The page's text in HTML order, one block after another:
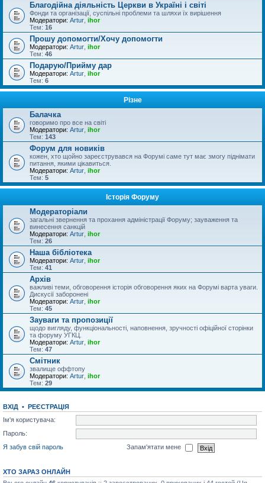
Благодійна діяльність Церкви в Україні і світі
Фонди та організації, суспільні проблеми та шляхи їх вирішення
Модератори: Artur ihor
Тем: 16
Прошу допомогти/Хочу допомогти
Модератори: Artur ihor
Тем: 46
Подарую/Прийму дар
Модератори: Artur ihor
Тем: 6
Різне
Балачка
говоримо про все на світі
Модератори: Artur ihor
Тем: 143
Форум для новиків
кожен, хто щойно зареєструвався на Форумі саме тут має змогу піднімати
питання, якими цікавиться.
Модератори: Artur ihor
Тем: 5
Історія Форуму
Модераторіали
загальні звернення та прохання адміністрації Форуму; зауваження та
винесення санкцій
Модератори: Artur ihor
Тем: 26
Наша бібліотека
Модератори: Artur ihor
Тем: 41
Архів
важливі теми, обговорення історія обговорення яких на Форумі варта уваги.
Дискусії заборонені
Модератори: Artur ihor
Тем: 45
Зауваги та пропозиції
щодо вигляду, функціональності, наповнення, зручності офіційної сторінки
та форуму УГКЦ.
Модератори: Artur ihor
Тем: 47
Смітник
звалище оффтопу
Модератори: Artur ihor
Тем: 29
ВХІД • РЕЄСТРАЦІЯ
Ім'я користувача:
Пароль:
Я забув свій пароль
Запам'ятати мене
ХТО ЗАРАЗ ОНЛАЙН